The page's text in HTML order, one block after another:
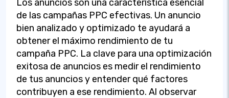
Los anuncios son una característica esencial
de las campañas PPC efectivas. Un anuncio
bien analizado y optimizado te ayudará a
obtener el máximo rendimiento de tu
campaña PPC. La clave para una optimización
exitosa de anuncios es medir el rendimiento
de tus anuncios y entender qué factores
contribuyen a ese rendimiento. Al observar